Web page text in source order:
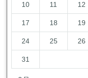
10 11 12
17 18 19
24 25 26
31